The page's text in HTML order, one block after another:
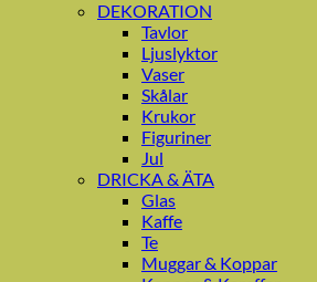
DEKORATION
Tavlor
Ljuslyktor
Vaser
Skålar
Krukor
Figuriner
Jul
DRICKA & ÄTA
Glas
Kaffe
Te
Muggar & Koppar